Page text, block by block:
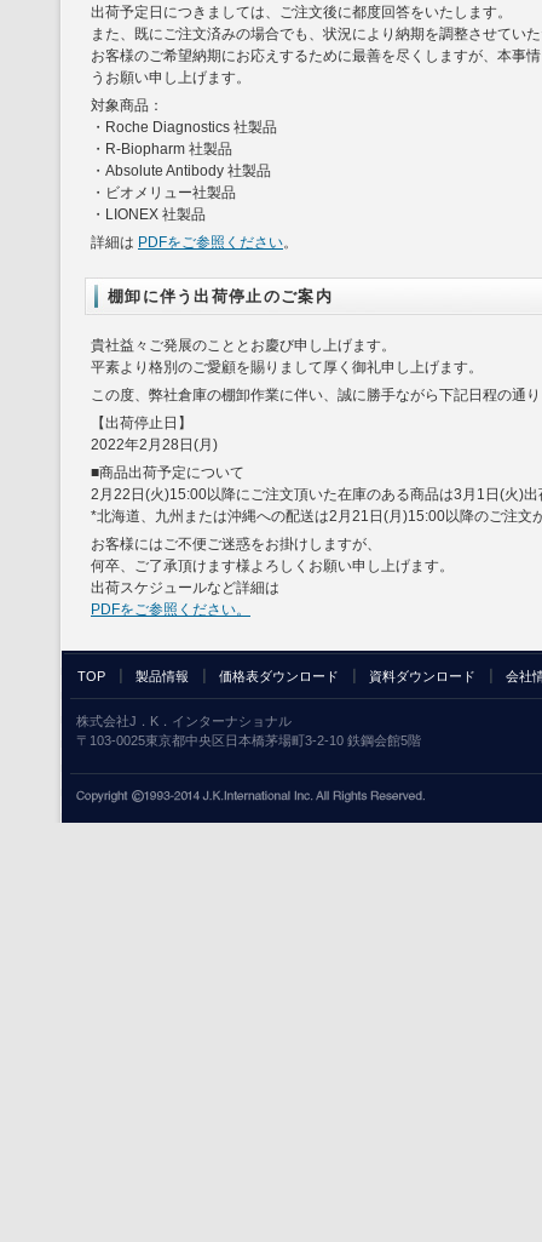
出荷予定日につきましては、ご注文後に都度回答をいたします。
また、既にご注文済みの場合でも、状況により納期を調整させてい
お客様のご希望納期にお応えするために最善を尽くしますが、本事
うお願い申し上げます。
対象商品：
・Roche Diagnostics 社製品
・R-Biopharm 社製品
・Absolute Antibody 社製品
・ビオメリュー社製品
・LIONEX 社製品
詳細は PDFをご参照ください。
棚卸に伴う出荷停止のご案内
貴社益々ご発展のこととお慶び申し上げます。
平素より格別のご愛顧を賜りまして厚く御礼申し上げます。
この度、弊社倉庫の棚卸作業に伴い、誠に勝手ながら下記日程の通
【出荷停止日】
2022年2月28日(月)
■商品出荷予定について
2月22日(火)15:00以降にご注文頂いた在庫のある商品は3月1日(火)
*北海道、九州または沖縄への配送は2月21日(月)15:00以降のご注文
お客様にはご不便ご迷惑をお掛けしますが、
何卒、ご了承頂けます様よろしくお願い申し上げます。
出荷スケジュールなど詳細は
PDFをご参照ください。
TOP 製品情報 価格表ダウンロード 資料ダウンロード 会社
株式会社J．K．インターナショナル
〒103-0025東京都中央区日本橋茅場町3-2-10 鉄鋼会館5階